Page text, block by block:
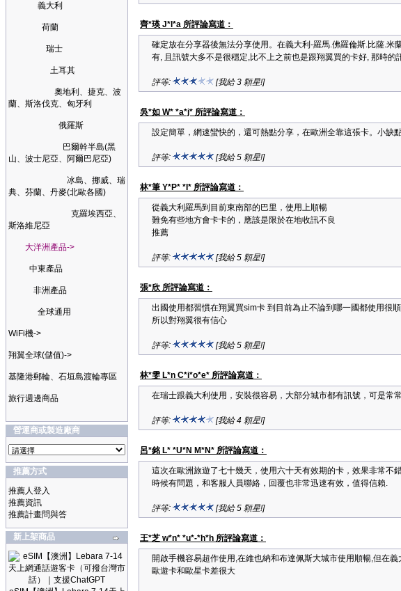
義大利
荷蘭
瑞士
土耳其
奧地利、捷克、波
蘭、斯洛伐克、匈牙利
俄羅斯
巴爾幹半島(黑
山、波士尼亞、阿爾巴尼亞)
冰島、挪威、瑞
典、芬蘭、丹麥(北歐各國)
克羅埃西亞、
斯洛維尼亞
大洋洲產品->
中東產品
非洲產品
全球通用
WiFi機->
翔翼全球(儲值)->
基隆港郵輪、石垣島渡輪專區
旅行週邊商品
營運商或製造廠商
推薦方式
推薦人登入
推薦資訊
推薦計畫問與答
新上架商品
齊*瑛 J*l*a 所評論寫道：
確定放在分享器後無法分享使用。在義大利-羅馬.佛羅倫斯.比薩.
有, 且訊號大多不是很穩定,比不上之前也是跟翔翼買的卡好, 那時的
評等: [我給 3 顆星!]
吳*如 W* *a*j* 所評論寫道：
設定簡單，網速蠻快的，還可熱點分享，在歐洲全靠這張卡。小缺
評等: [我給 5 顆星!]
林*筆 Y*P* *I* 所評論寫道：
從義大利羅馬到目前東南部的巴里，使用上順暢
難免有些地方會卡卡的，應該是限於在地收訊不良
推薦
評等: [我給 5 顆星!]
張*欣 所評論寫道：
出國使用都習慣在翔翼買sim卡 到目前為止不論到哪一國都使用很
所以對翔翼很有信心
評等: [我給 5 顆星!]
林*雯 L*n C*i*o*e* 所評論寫道：
在瑞士跟義大利使用，安裝很容易，大部分城市都有訊號，可是常
評等: [我給 4 顆星!]
呂*銘 L* *U*N M*N* 所評論寫道：
這次在歐洲旅遊了七十幾天，使用六十天有效期的卡，效果非常不
時候有問題，和客服人員聯絡，回覆也非常迅速有效，值得信賴.
評等: [我給 5 顆星!]
王*芝 w*n* *u*-*h*h 所評論寫道：
開啟手機容易超作使用,在維也納和布達佩斯大城市使用順暢,但在
歐遊卡和歐星卡差很大